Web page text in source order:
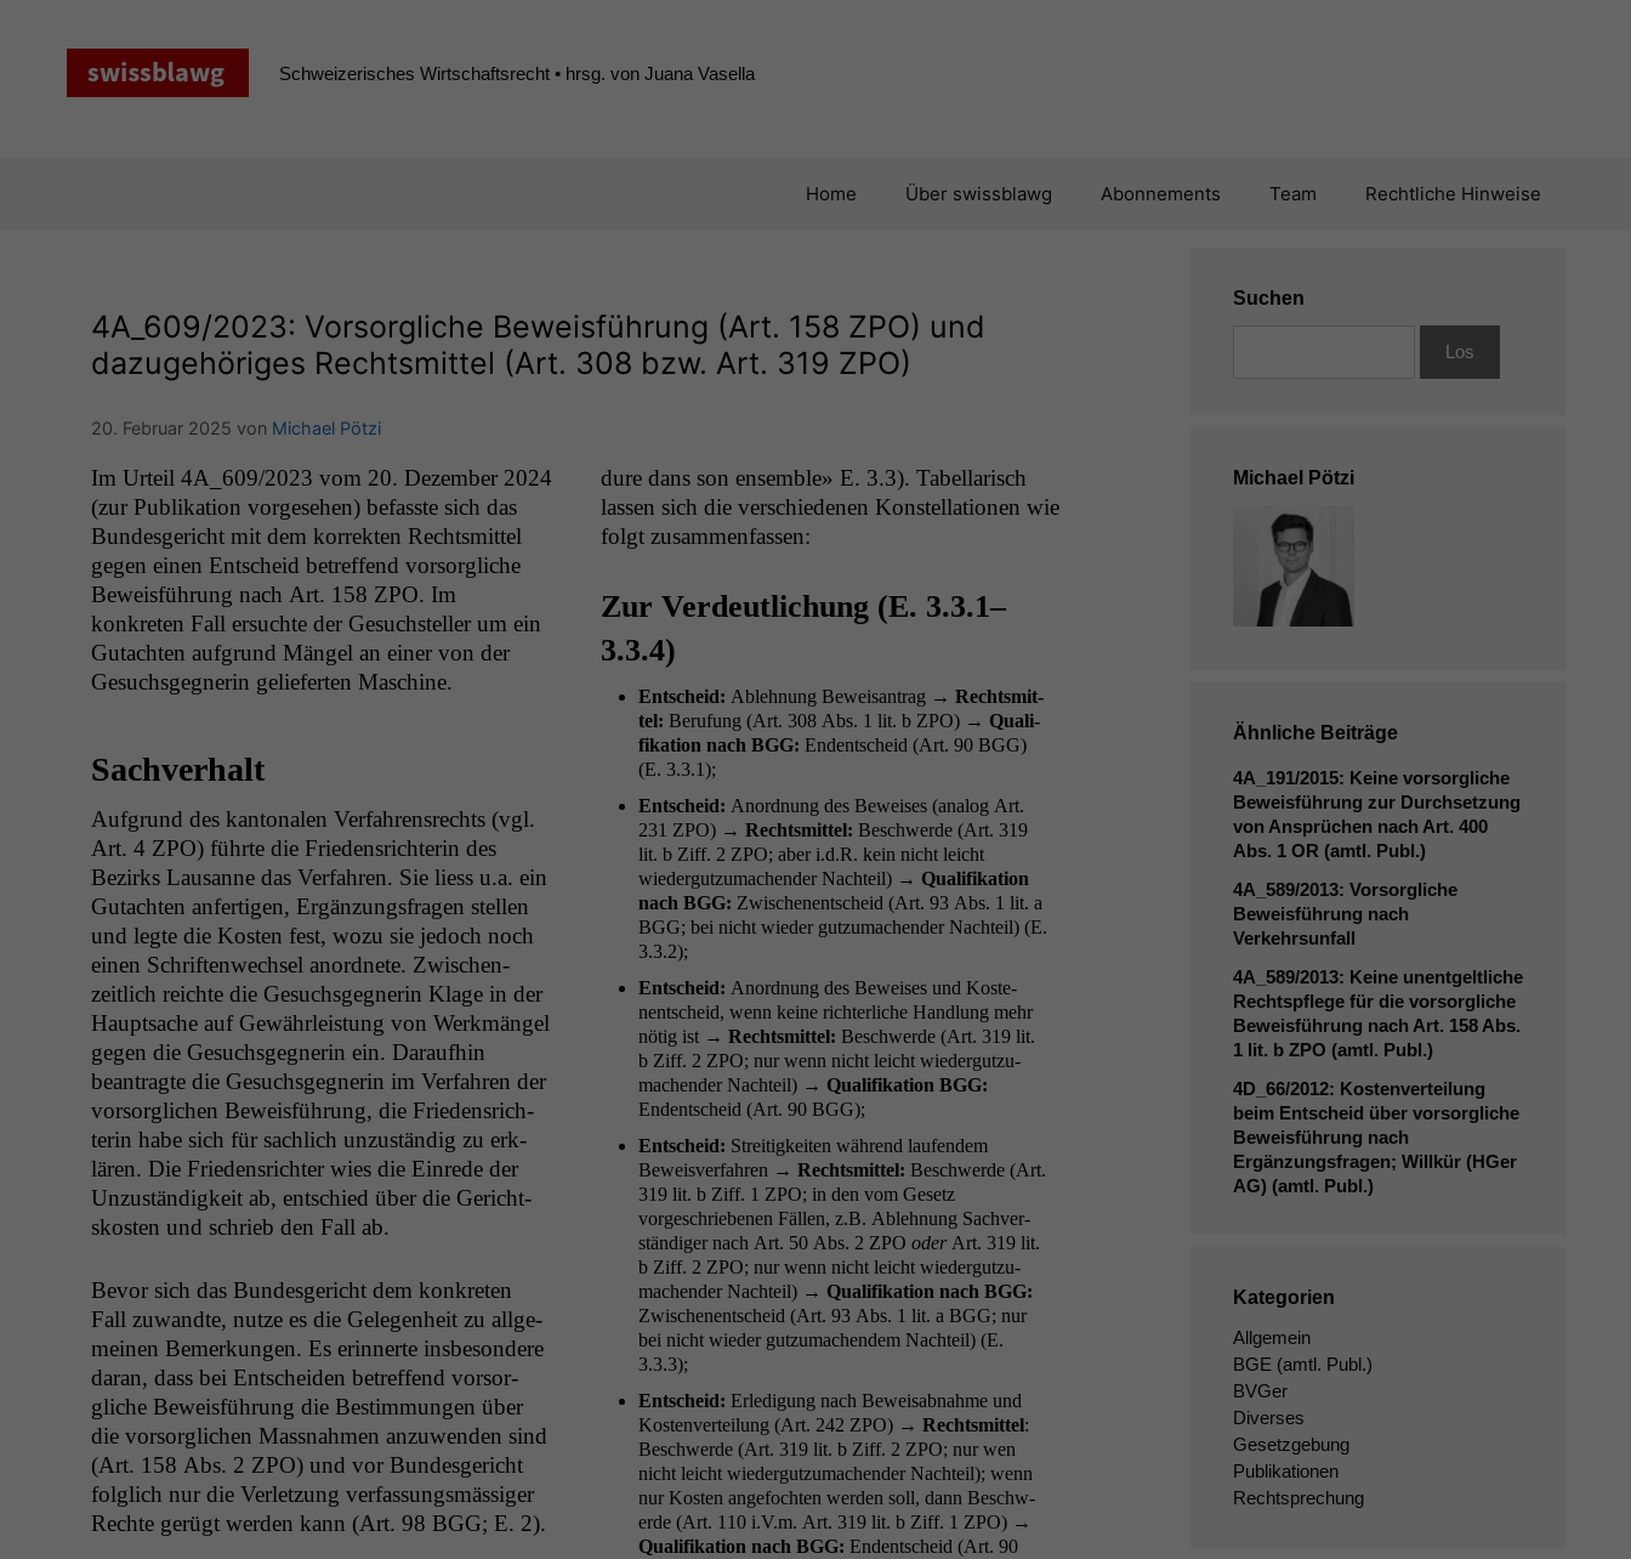
Schweizerisches Wirtschaftsrecht • hrsg. von Juana Vasella
Home Über swissblawg Abonnements Team Rechtliche Hinweise
4A_609/2023: Vorsorgliche Beweisführung (Art. 158 ZPO) und
dazugehöriges Rechtsmittel (Art. 308 bzw. Art. 319 ZPO)
20. Februar 2025 von Michael Pötzi
Im Urteil 4A_609/2023 vom 20. Dezem­ber 2024
(zur Pub­lika­tion vorge­se­hen) befasste sich das
Bun­des­gericht mit dem kor­rek­ten Rechtsmit­tel
gegen einen Entscheid betr­e­f­fend vor­sor­gliche
Bewe­is­führung nach Art. 158 ZPO. Im
konkreten Fall ersuchte der Gesuch­steller um ein
Gutacht­en auf­grund Män­gel an ein­er von der
Gesuchs­geg­ner­in geliefer­ten Maschine.
Sachverhalt
Auf­grund des kan­tonalen Ver­fahren­srechts (vgl.
Art. 4 ZPO) führte die Frieden­srich­terin des
Bezirks Lau­sanne das Ver­fahren. Sie liess u.a. ein
Gutacht­en anfer­ti­gen, Ergänzungs­fra­gen stellen
und legte die Kosten fest, wozu sie jedoch noch
einen Schriften­wech­sel anord­nete. Zwis­chen­
zeitlich reichte die Gesuchs­geg­ner­in Klage in der
Haupt­sache auf Gewährleis­tung von Werk­män­gel
gegen die Gesuchs­geg­ner­in ein. Daraufhin
beantragte die Gesuchs­geg­ner­in im Ver­fahren der
vor­sor­glichen Bewe­is­führung, die Frieden­srich­
terin habe sich für sach­lich unzuständig zu erk­
lären. Die Frieden­srichter wies die Einrede der
Unzuständigkeit ab, entsch­ied über die Gericht­
skosten und schrieb den Fall ab.
Bevor sich das Bun­des­gericht dem konkreten
Fall zuwandte, nutze es die Gele­gen­heit zu all­ge­
meinen Bemerkun­gen. Es erin­nerte ins­beson­dere
daran, dass bei Entschei­den betr­e­f­fend vor­sor­
gliche Bewe­is­führung die Bes­tim­mungen über
die vor­sor­glichen Mass­nah­men anzuwen­den sind
(Art. 158 Abs. 2 ZPO) und vor Bun­des­gericht
fol­glich nur die Ver­let­zung ver­fas­sungsmäs­siger
Rechte gerügt wer­den kann (Art. 98 BGG; E. 2).
dure dans son ensem­ble» E. 3.3). Tabel­lar­isch
lassen sich die ver­schiede­nen Kon­stel­la­tio­nen wie
fol­gt zusammenfassen:
Zur Verdeutlichung (E. 3.3.1–
3.3.4)
Entscheid: Ablehnung Beweisantrag → Rechtsmit­
tel: Beru­fung (Art. 308 Abs. 1 lit. b ZPO) → Qual­i­
fika­tion nach BGG: Endentscheid (Art. 90 BGG)
(E. 3.3.1);
Entscheid: Anord­nung des Beweis­es (ana­log Art.
231 ZPO) → Rechtsmit­tel: Beschw­erde (Art. 319
lit. b Ziff. 2 ZPO; aber i.d.R. kein nicht leicht
wiedergutzu­machen­der Nachteil) → Qual­i­fika­tion
nach BGG: Zwis­ch­enentscheid (Art. 93 Abs. 1 lit. a
BGG; bei nicht wieder gutzu­machen­der Nachteil) (E.
3.3.2);
Entscheid: Anord­nung des Beweis­es und Koste­
nentscheid, wenn keine richter­liche Hand­lung mehr
nötig ist → Rechtsmit­tel: Beschw­erde (Art. 319 lit.
b Ziff. 2 ZPO; nur wenn nicht leicht wiedergutzu­
machen­der Nachteil) → Qual­i­fika­tion BGG:
Endentscheid (Art. 90 BGG);
Entscheid: Stre­it­igkeit­en während laufen­d­em
Beweisver­fahren → Rechtsmit­tel: Beschw­erde (Art.
319 lit. b Ziff. 1 ZPO; in den vom Gesetz
vorgeschriebe­nen Fällen, z.B. Ablehnung Sachver­
ständi­ger nach Art. 50 Abs. 2 ZPO oderArt. 319 lit.
b Ziff. 2 ZPO; nur wenn nicht leicht wiedergutzu­
machen­der Nachteil) → Qual­i­fika­tion nach BGG:
Zwis­ch­enentscheid (Art. 93 Abs. 1 lit. a BGG; nur
bei nicht wieder gutzu­machen­dem Nachteil) (E.
3.3.3);
Entscheid: Erledi­gung nach Beweis­ab­nahme und
Kosten­verteilung (Art. 242 ZPO) → Rechtsmit­tel:
Beschw­erde (Art. 319 lit. b Ziff. 2 ZPO; nur wen
nicht leicht wiedergutzu­machen­der Nachteil); wenn
nur Kosten ange­focht­en wer­den soll, dann Beschw­
erde (Art. 110 i.V.m. Art. 319 lit. b Ziff. 1 ZPO) →
Qual­i­fika­tion nach BGG: Endentscheid (Art. 90
Suchen
Michael Pötzi
Ähnliche Beiträge
4A_191/2015: Keine vorsorgliche
Beweisführung zur Durchsetzung
von Ansprüchen nach Art. 400
Abs. 1 OR (amtl. Publ.)
4A_589/2013: Vorsorgliche
Beweisführung nach
Verkehrsunfall
4A_589/2013: Keine unentgeltliche
Rechtspflege für die vorsorgliche
Beweisführung nach Art. 158 Abs.
1 lit. b ZPO (amtl. Publ.)
4D_66/2012: Kostenverteilung
beim Entscheid über vorsorgliche
Beweisführung nach
Ergänzungsfragen; Willkür (HGer
AG) (amtl. Publ.)
Kategorien
Allgemein
BGE (amtl. Publ.)
BVGer
Diverses
Gesetzgebung
Publikationen
Rechtsprechung